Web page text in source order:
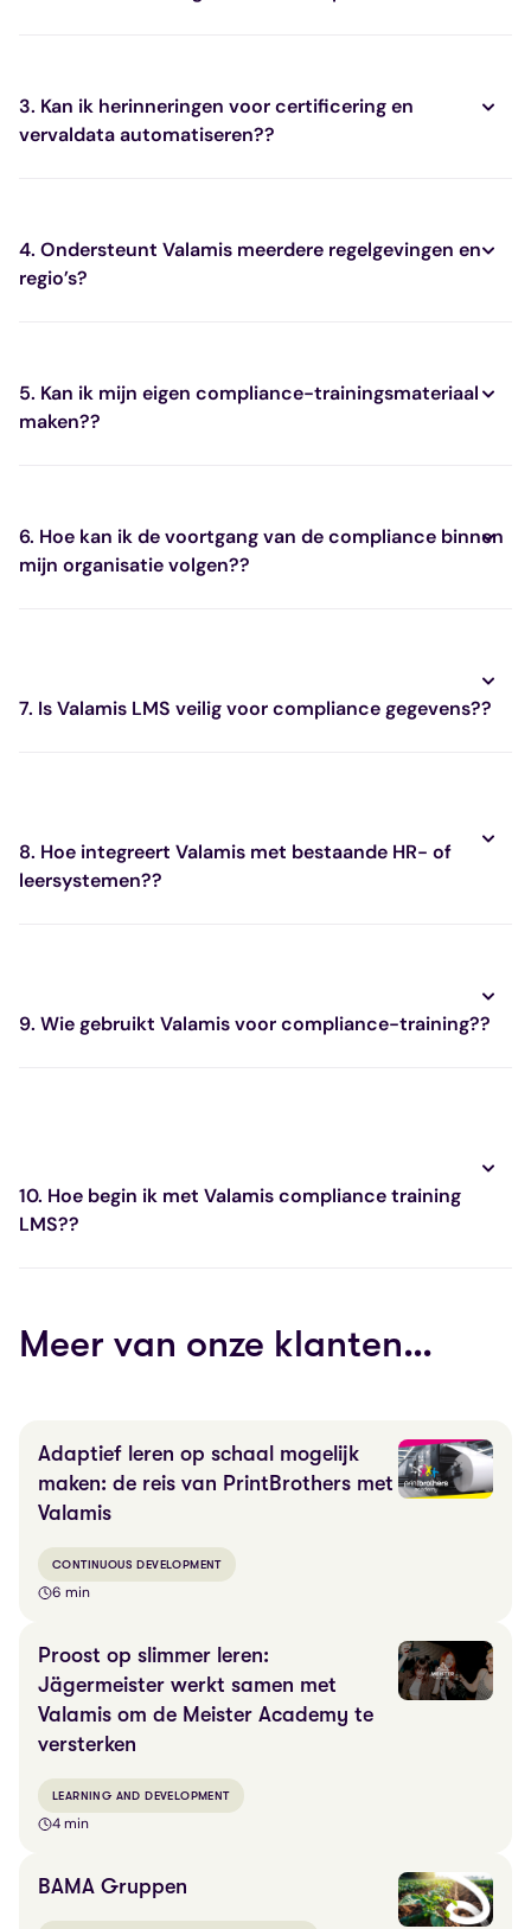
3. Kan ik herinneringen voor certificering en
vervaldata automatiseren??
4. Ondersteunt Valamis meerdere regelgevingen en
regio’s?
5. Kan ik mijn eigen compliance-trainingsmateriaal
maken??
6. Hoe kan ik de voortgang van de compliance binnen
mijn organisatie volgen??
7. Is Valamis LMS veilig voor compliance gegevens??
8. Hoe integreert Valamis met bestaande HR- of
leersystemen??
9. Wie gebruikt Valamis voor compliance-training??
10. Hoe begin ik met Valamis compliance training
LMS??
Meer van onze klanten…
CONTINUOUS DEVELOPMENT
6 min
Adaptief leren op schaal mogelijk
maken: de reis van PrintBrothers met
Valamis
LEARNING AND DEVELOPMENT
4 min
Proost op slimmer leren:
Jägermeister werkt samen met
Valamis om de Meister Academy te
versterken
BAMA Gruppen